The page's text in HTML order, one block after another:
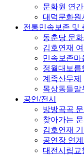
문화원 연
대덕문화원
전통민속보존 및
동춘당 문화
김호연재
민속보존마
정월대보름
계족산무제
목상동들말
공연/전시
방방곡곡
찾아가는
김호연재 기
공연장 연
대전시립교